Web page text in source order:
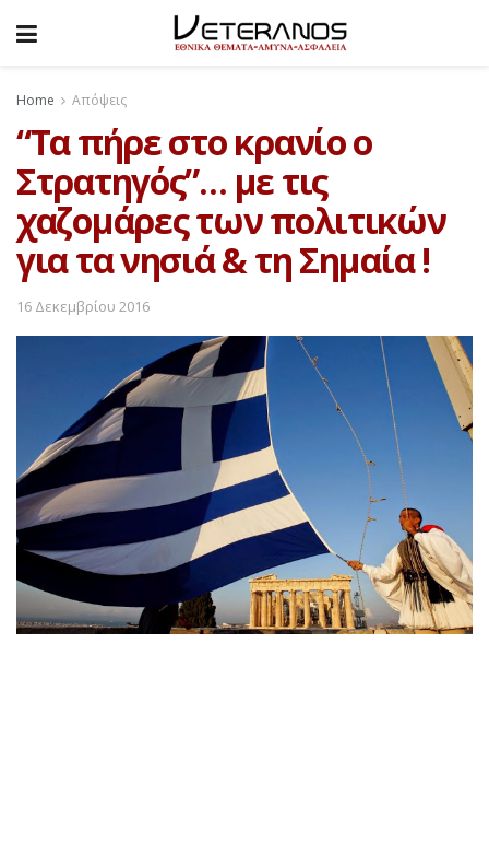
Home Απόψεις
“Τα πήρε στο κρανίο ο
Στρατηγός”… με τις
χαζομάρες των πολιτικών
για τα νησιά & τη Σημαία !
16 Δεκεμβρίου 2016